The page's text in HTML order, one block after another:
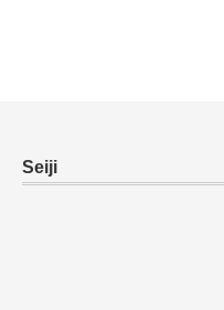
Seiji